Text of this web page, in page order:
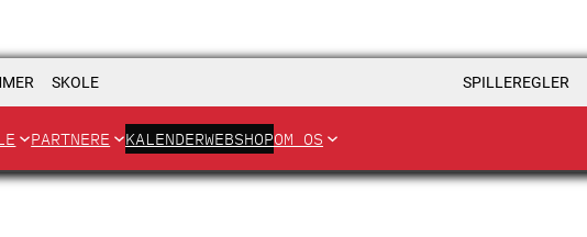
SKOLE SPILLEREGLER
PARTNERE KALENDERWEBSHOPOM OS